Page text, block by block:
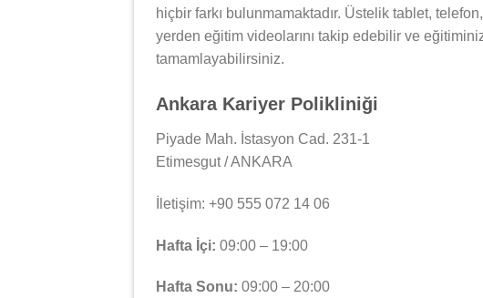
hiçbir farkı bulunmamaktadır. Üstelik tablet,
yerden eğitim videolarını takip edebilir ve
tamamlayabilirsiniz.
Ankara Kariyer Polikliniği
Piyade Mah. İstasyon Cad. 231-1
Etimesgut / ANKARA
İletişim: +90 555 072 14 06
Hafta İçi: 09:00 – 19:00
Hafta Sonu: 09:00 – 20:00